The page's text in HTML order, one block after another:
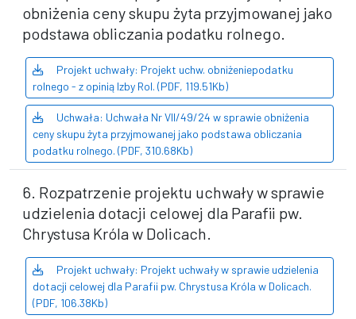
obniżenia ceny skupu żyta przyjmowanej jako
podstawa obliczania podatku rolnego.
Projekt uchwały: Projekt uchw. obniżeniepodatku
rolnego - z opinią Izby Rol. (PDF, 119.51Kb)
Uchwała: Uchwała Nr VII/49/24 w sprawie obniżenia
ceny skupu żyta przyjmowanej jako podstawa obliczania
podatku rolnego. (PDF, 310.68Kb)
6. Rozpatrzenie projektu uchwały w sprawie
udzielenia dotacji celowej dla Parafii pw.
Chrystusa Króla w Dolicach.
Projekt uchwały: Projekt uchwały w sprawie udzielenia
dotacji celowej dla Parafii pw. Chrystusa Króla w Dolicach.
(PDF, 106.38Kb)